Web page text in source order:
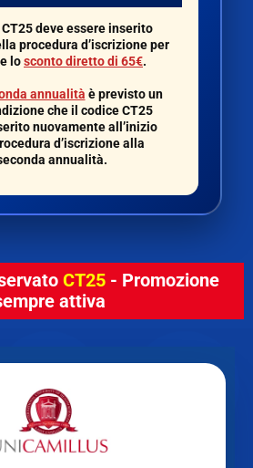
CT25deve essere inserito
procedura d’iscrizione per
losconto diretto di 65€.
annualità è previsto un
che il codiceCT25
nuovamente all’inizio
d’iscrizione alla
annualità.
CT25- Promozione
attiva